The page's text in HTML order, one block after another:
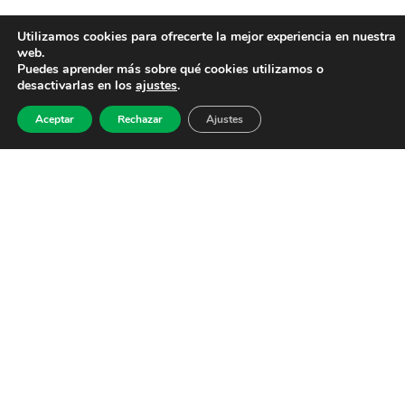
Utilizamos cookies para ofrecerte la mejor experiencia en nuestra
web.
Puedes aprender más sobre qué cookies utilizamos o
desactivarlas en los ajustes.
Aceptar Rechazar Ajustes